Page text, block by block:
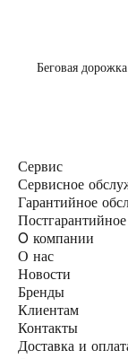
Беговая
Сервис
Сервисное
Гарантийное
O компании
О нас
Новости
Бренды
Клиентам
Контакты
Доставка и